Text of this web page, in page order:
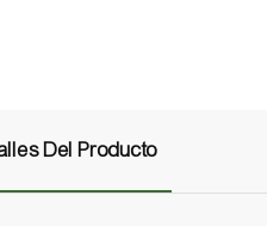
Del Producto